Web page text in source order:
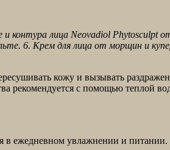
контура лица Neovadiol Phytosculpt
6. Крем для лица от морщин и
кожу и вызывать
рекомендуется с помощью теплой
в ежедневном увлажнении и питании.